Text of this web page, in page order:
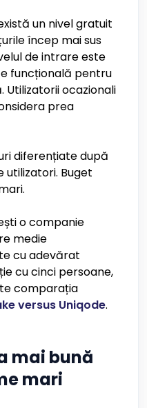
un nivel gratuit
încep mai sus
de intrare este
funcțională pentru
ocazionali
prea
diferențiate după
utilizatori. Buget
o companie
medie
cu adevărat
cu cinci persoane,
comparația
versus Uniqode.
mai bună
mari